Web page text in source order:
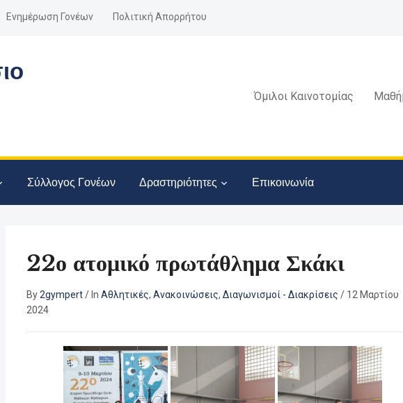
Ενημέρωση Γονέων Πολιτική Απορρήτου
Όμιλοι Καινοτομίας
Σύλλογος Γονέων Δραστηριότητες Επικοινωνία
22ο ατομικό πρωτάθλημα Σκάκι
By2gympert/ In Αθλητικές, Ανακοινώσεις, Διαγωνισμοί - Διακρίσεις / 12 Μαρτίου
2024